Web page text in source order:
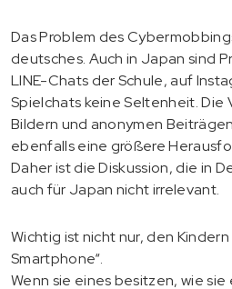
Das Problem des
deutsches. Auch in Japan sind
LINE-Chats der Schule, auf
Spielchats keine Seltenheit. Die
Bildern und anonymen
ebenfalls eine größere
Daher ist die Diskussion, die in
auch für Japan nicht irrelevant.
Wichtig ist nicht nur, den
Smartphone“.
Wenn sie eines besitzen, wie sie